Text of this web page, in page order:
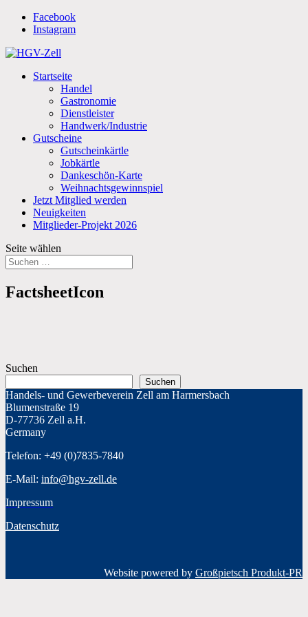
Facebook
Instagram
Startseite
Handel
Gastronomie
Dienstleister
Handwerk/Industrie
Gutscheine
Gutscheinkärtle
Jobkärtle
Dankeschön-Karte
Weihnachtsgewinnspiel
Jetzt Mitglied werden
Neuigkeiten
Mitglieder-Projekt 2026
Seite wählen
FactsheetIcon
Suchen
Suchen
Handels- und Gewerbeverein Zell am Harmersbach
Blumenstraße 19
D-77736 Zell a.H.
Germany
Telefon: +49 (0)7835-7840
E-Mail: info@hgv-zell.de
Impressum
Datenschutz
Website powered by Großpietsch Produkt-PR